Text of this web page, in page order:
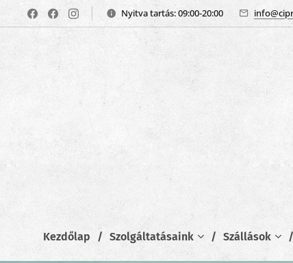
Nyitva tartás: 09:00-20:00
Kezdőlap Szolgáltatásaink Szállások